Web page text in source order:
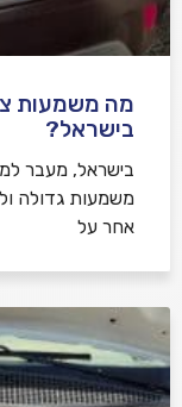
מה משמעות
בישראל?
בישראל, מעבר
משמעות גדולה
אחר על